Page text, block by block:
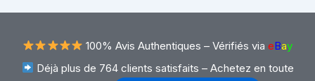
100% Avis Authentiques – Vérifiés via eBay
Déjà plus de 764 clients satisfaits – Achetez en toute